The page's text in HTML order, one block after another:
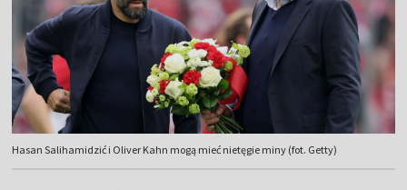
Hasan Salihamidzić i Oliver Kahn mogą mieć nietęgie miny (fot. Getty)